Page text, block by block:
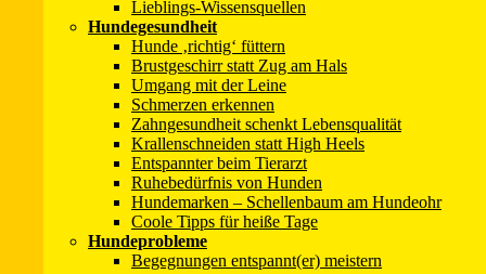
Lieblings-Wissensquellen
Hundegesundheit
Hunde ‚richtig‘ füttern
Brustgeschirr statt Zug am Hals
Umgang mit der Leine
Schmerzen erkennen
Zahngesundheit schenkt Lebensqualität
Krallenschneiden statt High Heels
Entspannter beim Tierarzt
Ruhebedürfnis von Hunden
Hundemarken – Schellenbaum am Hundeohr
Coole Tipps für heiße Tage
Hundeprobleme
Begegnungen entspannt(er) meistern